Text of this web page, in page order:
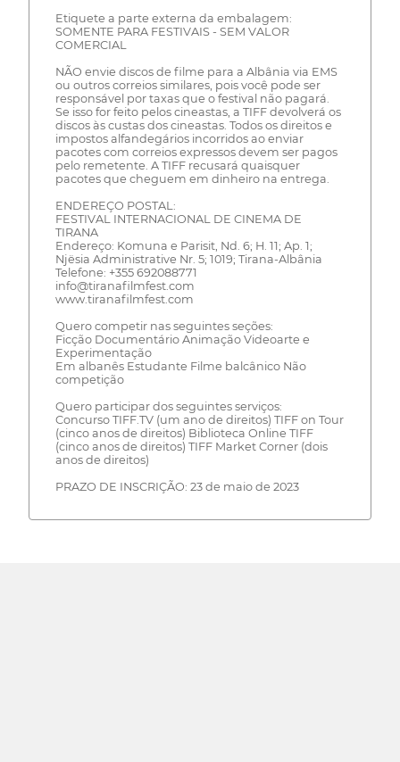
Etiquete a parte externa da embalagem:
SOMENTE PARA FESTIVAIS - SEM VALOR
COMERCIAL
NÃO envie discos de filme para a Albânia via EMS
ou outros correios similares, pois você pode ser
responsável por taxas que o festival não pagará.
Se isso for feito pelos cineastas, a TIFF devolverá os
discos às custas dos cineastas. Todos os direitos e
impostos alfandegários incorridos ao enviar
pacotes com correios expressos devem ser pagos
pelo remetente. A TIFF recusará quaisquer
pacotes que cheguem em dinheiro na entrega.
ENDEREÇO POSTAL:
FESTIVAL INTERNACIONAL DE CINEMA DE
TIRANA
Endereço: Komuna e Parisit, Nd. 6; H. 11; Ap. 1;
Njësia Administrative Nr. 5; 1019; Tirana-Albânia
Telefone: +355 692088771
info@tiranafilmfest.com
www.tiranafilmfest.com
Quero competir nas seguintes seções:
Ficção Documentário Animação Videoarte e
Experimentação
Em albanês Estudante Filme balcânico Não
competição
Quero participar dos seguintes serviços:
Concurso TIFF.TV (um ano de direitos) TIFF on Tour
(cinco anos de direitos) Biblioteca Online TIFF
(cinco anos de direitos) TIFF Market Corner (dois
anos de direitos)
PRAZO DE INSCRIÇÃO: 23 de maio de 2023